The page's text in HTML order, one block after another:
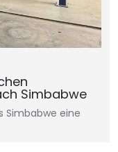
Simbabwe
Simbabwe eine